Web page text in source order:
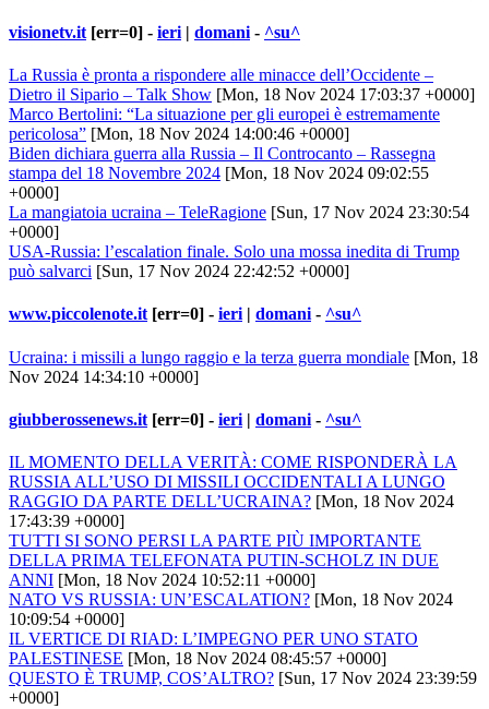
visionetv.it [err=0] - ieri | domani - ^su^
La Russia è pronta a rispondere alle minacce dell’Occidente –
Dietro il Sipario – Talk Show [Mon, 18 Nov 2024 17:03:37 +0000]
Marco Bertolini: “La situazione per gli europei è estremamente
pericolosa” [Mon, 18 Nov 2024 14:00:46 +0000]
Biden dichiara guerra alla Russia – Il Controcanto – Rassegna
stampa del 18 Novembre 2024 [Mon, 18 Nov 2024 09:02:55
+0000]
La mangiatoia ucraina – TeleRagione [Sun, 17 Nov 2024 23:30:54
+0000]
USA-Russia: l’escalation finale. Solo una mossa inedita di Trump
può salvarci [Sun, 17 Nov 2024 22:42:52 +0000]
www.piccolenote.it[err=0] - ieri| domani- ^su^
Ucraina: i missili a lungo raggio e la terza guerra mondiale [Mon, 18
Nov 2024 14:34:10 +0000]
giubberossenews.it [err=0] - ieri | domani - ^su^
IL MOMENTO DELLA VERITÀ: COME RISPONDERÀ LA
RUSSIA ALL’USO DI MISSILI OCCIDENTALI A LUNGO
RAGGIO DA PARTE DELL’UCRAINA? [Mon, 18 Nov 2024
17:43:39 +0000]
TUTTI SI SONO PERSI LA PARTE PIÙ IMPORTANTE
DELLA PRIMA TELEFONATA PUTIN-SCHOLZ IN DUE
ANNI [Mon, 18 Nov 2024 10:52:11 +0000]
NATO VS RUSSIA: UN’ESCALATION? [Mon, 18 Nov 2024
10:09:54 +0000]
IL VERTICE DI RIAD: L’IMPEGNO PER UNO STATO
PALESTINESE [Mon, 18 Nov 2024 08:45:57 +0000]
QUESTO È TRUMP, COS’ALTRO? [Sun, 17 Nov 2024 23:39:59
+0000]